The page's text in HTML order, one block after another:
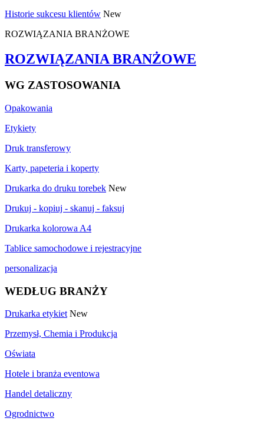
Historie sukcesu klientów New
ROZWIĄZANIA BRANŻOWE
ROZWIĄZANIA BRANŻOWE
WG ZASTOSOWANIA
Opakowania
Etykiety
Druk transferowy
Karty, papeteria i koperty
Drukarka do druku torebek New
Drukuj - kopiuj - skanuj - faksuj
Drukarka kolorowa A4
Tablice samochodowe i rejestracyjne
personalizacja
WEDŁUG BRANŻY
Drukarka etykiet New
Przemysł, Chemia i Produkcja
Oświata
Hotele i branża eventowa
Handel detaliczny
Ogrodnictwo